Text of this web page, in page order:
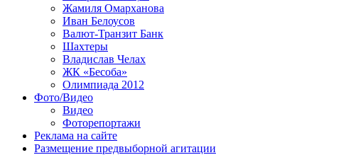
Жамиля Омарханова
Иван Белоусов
Валют-Транзит Банк
Шахтеры
Владислав Челах
ЖК «Бесоба»
Олимпиада 2012
Фото/Видео
Видео
Фоторепортажи
Реклама на сайте
Размещение предвыборной агитации